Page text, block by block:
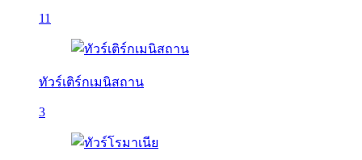
11
ทัวร์เติร์กเมนิสถาน
3